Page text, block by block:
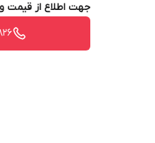
جهت اطلاع از قیمت